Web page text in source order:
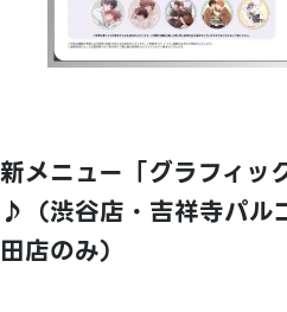
新メニュー「グラフィッ
♪（渋谷店・吉祥寺パル
田店のみ）